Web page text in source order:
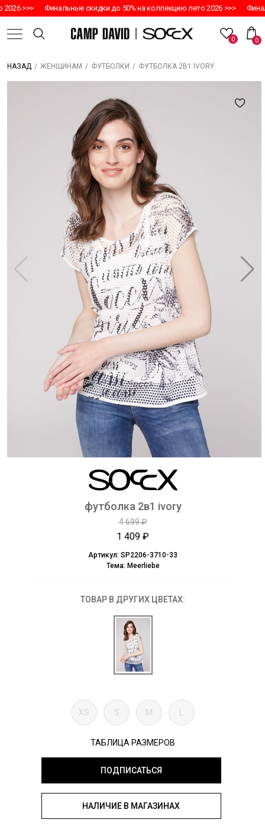
>>> Финальные скидки до 50% на коллекцию лето 2026 >>>
0 0
НАЗАД / ЖЕНЩИНАМ / ФУТБОЛКИ / ФУТБОЛКА 2В1 IVORY
футболка 2в1 ivory
4 699 ₽
1 409 ₽
Артикул: SP2206-3710-33
Тема: Meerliebe
ТОВАР В ДРУГИХ ЦВЕТАХ:
XS S M L
ТАБЛИЦА РАЗМЕРОВ
ПОДПИСАТЬСЯ
НАЛИЧИЕ В МАГАЗИНАХ